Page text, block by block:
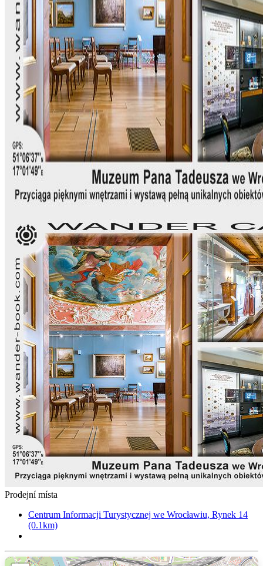
Prodejní místa
Centrum Informacji Turystycznej we Wrocławiu, Rynek 14
(0.1km)